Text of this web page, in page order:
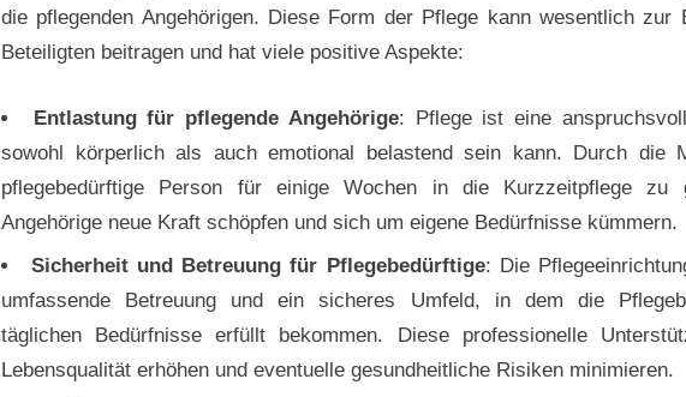
die pflegenden Angehörigen. Diese Form der Pflege kann wesentlich zur
Beteiligten beitragen und hat viele positive Aspekte:
Entlastung für pflegende Angehörige: Pflege ist eine
sowohl körperlich als auch emotional belastend sein kann. Durch die
pflegebedürftige Person für einige Wochen in die Kurzzeitpflege zu
Angehörige neue Kraft schöpfen und sich um eigene Bedürfnisse kümmern.
Sicherheit und Betreuung für Pflegebedürftige: Die
umfassende Betreuung und ein sicheres Umfeld, in dem die
täglichen Bedürfnisse erfüllt bekommen. Diese professionelle
Lebensqualität erhöhen und eventuelle gesundheitliche Risiken minimieren.